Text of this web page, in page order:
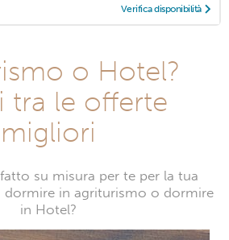
Verifica disponibilità
o Hotel?
tra le offerte
migliori
su misura per te per la tua
dormire in agriturismo o dormire
in Hotel?